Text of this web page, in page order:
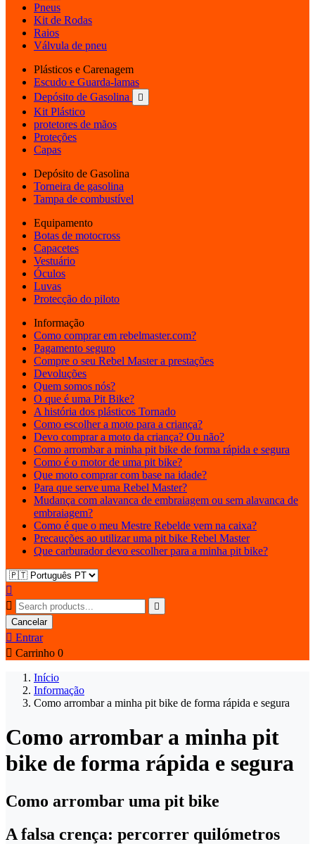
Pneus
Kit de Rodas
Raios
Válvula de pneu
Plásticos e Carenagem
Escudo e Guarda-lamas
Depósito de Gasolina

Kit Plástico
protetores de mãos
Proteções
Capas
Depósito de Gasolina
Torneira de gasolina
Tampa de combustível
Equipamento
Botas de motocross
Capacetes
Vestuário
Óculos
Luvas
Protecção do piloto
Informação
Como comprar em rebelmaster.com?
Pagamento seguro
Compre o seu Rebel Master a prestações
Devoluções
Quem somos nós?
O que é uma Pit Bike?
A história dos plásticos Tornado
Como escolher a moto para a criança?
Devo comprar a moto da criança? Ou não?
Como arrombar a minha pit bike de forma rápida e segura
Como é o motor de uma pit bike?
Que moto comprar com base na idade?
Para que serve uma Rebel Master?
Mudança com alavanca de embraiagem ou sem alavanca de
embraiagem?
Como é que o meu Mestre Rebelde vem na caixa?
Precauções ao utilizar uma pit bike Rebel Master
Que carburador devo escolher para a minha pit bike?



Cancelar
 Entrar
 Carrinho 0
Início
Informação
Como arrombar a minha pit bike de forma rápida e segura
Como arrombar a minha pit
bike de forma rápida e segura
Como arrombar uma pit bike
A falsa crença: percorrer quilómetros